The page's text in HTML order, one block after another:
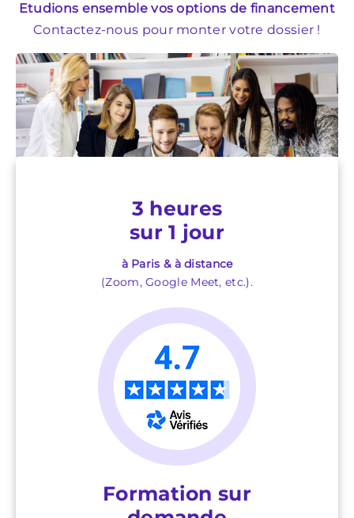
Etudions ensemble vos options de financement
Contactez-nous pour monter votre dossier !
3 heures
sur 1 jour
à Paris & à distance
(Zoom, Google Meet, etc.).
Formation sur